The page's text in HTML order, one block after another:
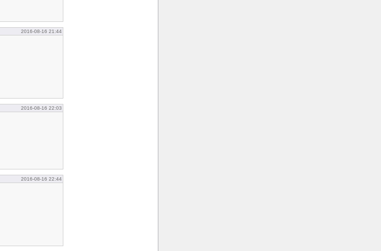
2016-08-16 21:44
2016-08-16 22:03
2016-08-16 22:44